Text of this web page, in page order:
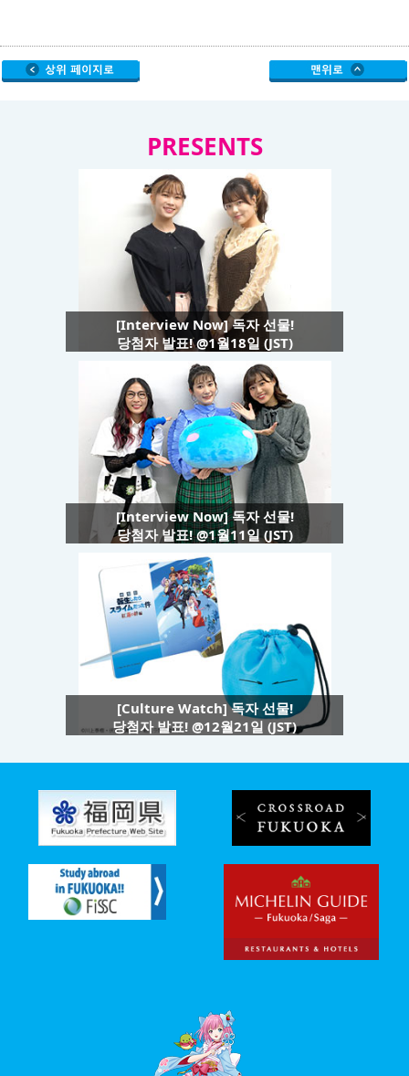
PRESENTS
[Interview Now] 독자 선물!
당첨자 발표! @1월18일 (JST)
[Interview Now] 독자 선물!
당첨자 발표! @1월11일 (JST)
[Culture Watch] 독자 선물!
당첨자 발표! @12월21일 (JST)